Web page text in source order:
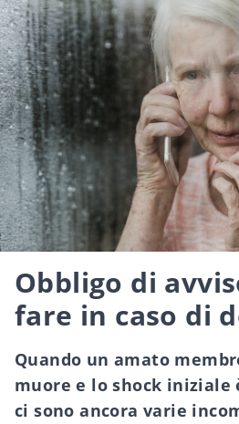
Obbligo di
fare in caso di
Quando un amato
muore e lo shock iniziale
ci sono ancora varie